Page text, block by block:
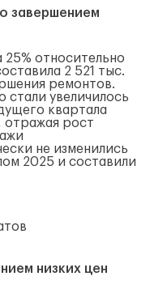
завершением
25% относительно
2 521 тыс.
ремонтов.
стали увеличилось
квартала
отражая рост
не изменились
2025 и составили
низких цен